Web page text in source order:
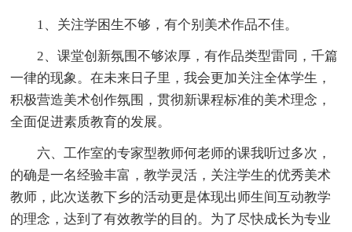
1、关注学困生不够，有个别美术作品不佳。
2、课堂创新氛围不够浓厚，有作品类型雷同，千篇
一律的现象。在未来日子里，我会更加关注全体学生，
积极营造美术创作氛围，贯彻新课程标准的美术理念，
全面促进素质教育的发展。
六、工作室的专家型教师何老师的课我听过多次，
的确是一名经验丰富，教学灵活，关注学生的优秀美术
教师，此次送教下乡的活动更是体现出师生间互动教学
的理念，达到了有效教学的目的。为了尽快成长为专业